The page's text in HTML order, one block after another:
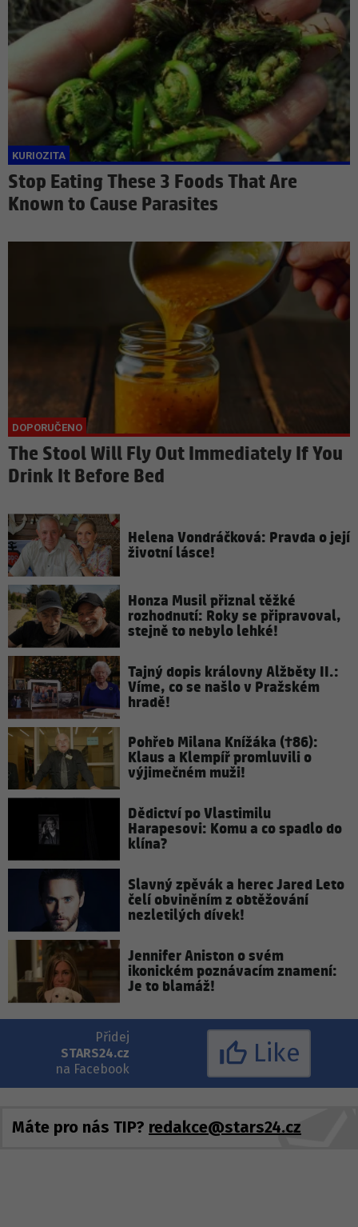
Stop Eating These 3 Foods That Are
Known to Cause Parasites
The Stool Will Fly Out Immediately If You
Drink It Before Bed
Helena Vondráčková: Pravda o její
životní lásce!
Honza Musil přiznal těžké
rozhodnutí: Roky se připravoval,
stejně to nebylo lehké!
Tajný dopis královny Alžběty II.:
Víme, co se našlo v Pražském
hradě!
Pohřeb Milana Knížáka (†86):
Klaus a Klempíř promluvili o
výjimečném muži!
Dědictví po Vlastimilu
Harapesovi: Komu a co spadlo do
klína?
Slavný zpěvák a herec Jared Leto
čelí obviněním z obtěžování
nezletilých dívek!
Jennifer Aniston o svém
ikonickém poznávacím znamení:
Je to blamáž!
Přidej
STARS24.cz
na Facebook
Like
Máte pro nás TIP? redakce@stars24.cz